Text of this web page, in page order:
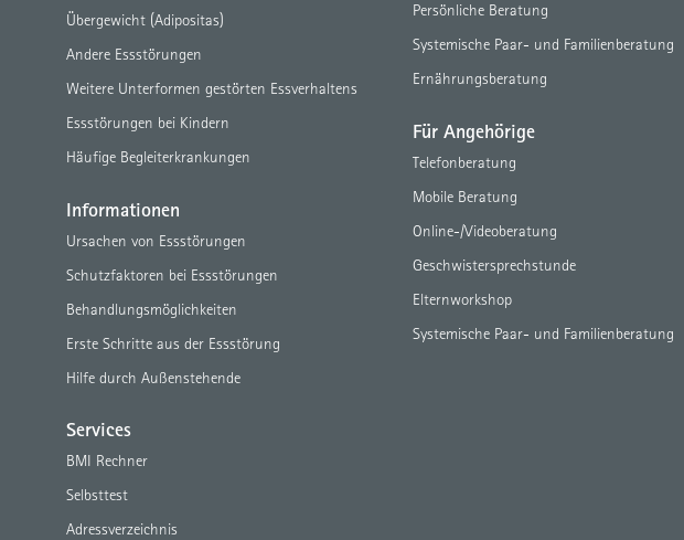
Übergewicht (Adipositas)
Andere Essstörungen
Weitere Unterformen gestörten Essverhaltens
Essstörungen bei Kindern
Häufige Begleiterkrankungen
Informationen
Ursachen von Essstörungen
Schutzfaktoren bei Essstörungen
Behandlungsmöglichkeiten
Erste Schritte aus der Essstörung
Hilfe durch Außenstehende
Services
BMI Rechner
Selbsttest
Adressverzeichnis
Persönliche Beratung
Systemische Paar- und Familienberatung
Ernährungsberatung
Für Angehörige
Telefonberatung
Mobile Beratung
Online-/Videoberatung
Geschwistersprechstunde
Elternworkshop
Systemische Paar- und Familienberatung